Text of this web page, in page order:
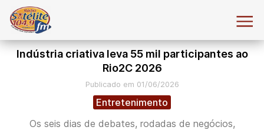
Indústria criativa leva 55 mil participantes ao
Rio2C 2026
Publicado em 01/06/2026
Entretenimento
Os seis dias de debates, rodadas de negócios,